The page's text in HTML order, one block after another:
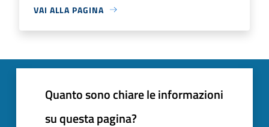
VAI ALLA PAGINA
Quanto sono chiare le informazioni
su questa pagina?